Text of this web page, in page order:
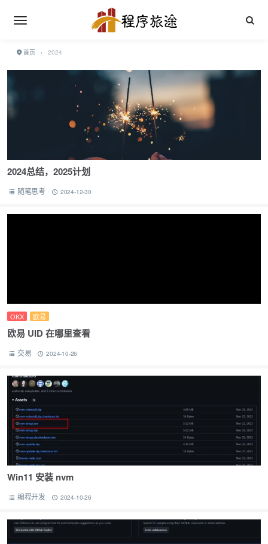
首页 › 2024
2024总结，2025计划
随笔思考 2024-12-30
OKX 欧易
欧易 UID 在哪里查看
交易 2024-10-26
Win11 安装 nvm
编程开发 2024-10-26